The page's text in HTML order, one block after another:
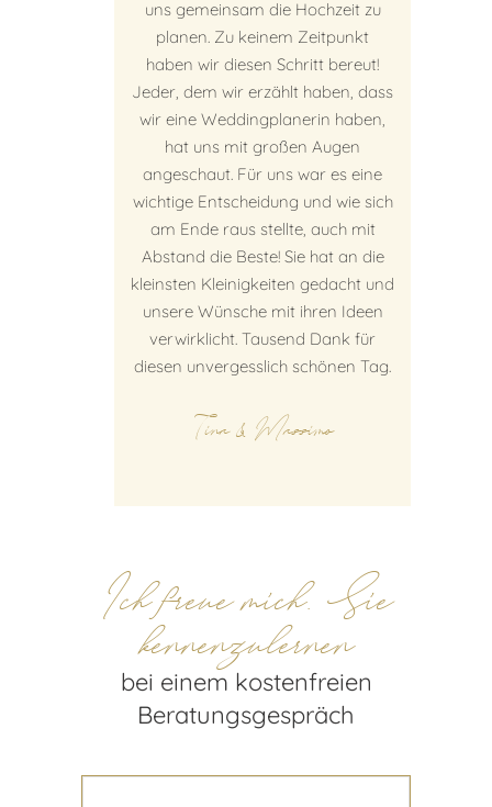
uns gemeinsam die Hochzeit zu
planen. Zu keinem Zeitpunkt
haben wir diesen Schritt bereut!
Jeder, dem wir erzählt haben, dass
wir eine Weddingplanerin haben,
hat uns mit großen Augen
angeschaut. Für uns war es eine
wichtige Entscheidung und wie sich
am Ende raus stellte, auch mit
Abstand die Beste! Sie hat an die
kleinsten Kleinigkeiten gedacht und
unsere Wünsche mit ihren Ideen
verwirklicht. Tausend Dank für
diesen unvergesslich schönen Tag.
Tina & Massimo
Ich freue mich, Sie
kennenzulernen
bei einem kostenfreien
Beratungsgespräch